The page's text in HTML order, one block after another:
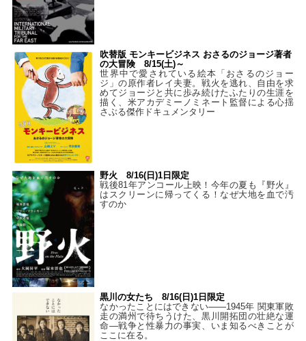
吹替版 モンキービジネス おさるのジョージ著者
の大冒険 8/15(土)～
世界中で愛されている絵本「おさるのジョー
ジ」の原作者レイ夫妻。戦火を逃れ、自由を求
めてジョージと共に歩み続けたふたりの生涯を
描く、米アカデミーノミネート監督による心揺
さぶる傑作ドキュメンタリー
野火 8/16(日)1日限定
戦後81年アンコール上映！今年の夏も『野火』
はスクリーンに帰ってくる！なぜ大地を血で汚
すのか
黒川の女たち 8/16(日)1日限定
なかったことにはできない——1945年 関東軍敗
走の満州で待ちうけた、黒川開拓団の壮絶な運
命―戦争と性暴力の事実、いま知るべきことが
ここに在る。